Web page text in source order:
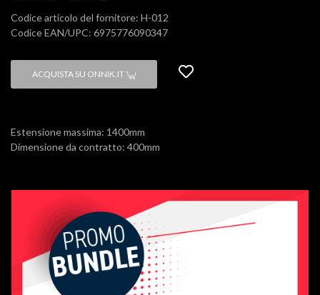
Codice articolo del fornitore: H-012
Codice EAN/UPC: 6975776090347
ACQUISTA SU ONNIK.IT
Estensione massima: 1400mm
Dimensione da contratto: 400mm